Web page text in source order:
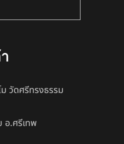
วัดศรีทรงธรรม
อ.ศรีเทพ